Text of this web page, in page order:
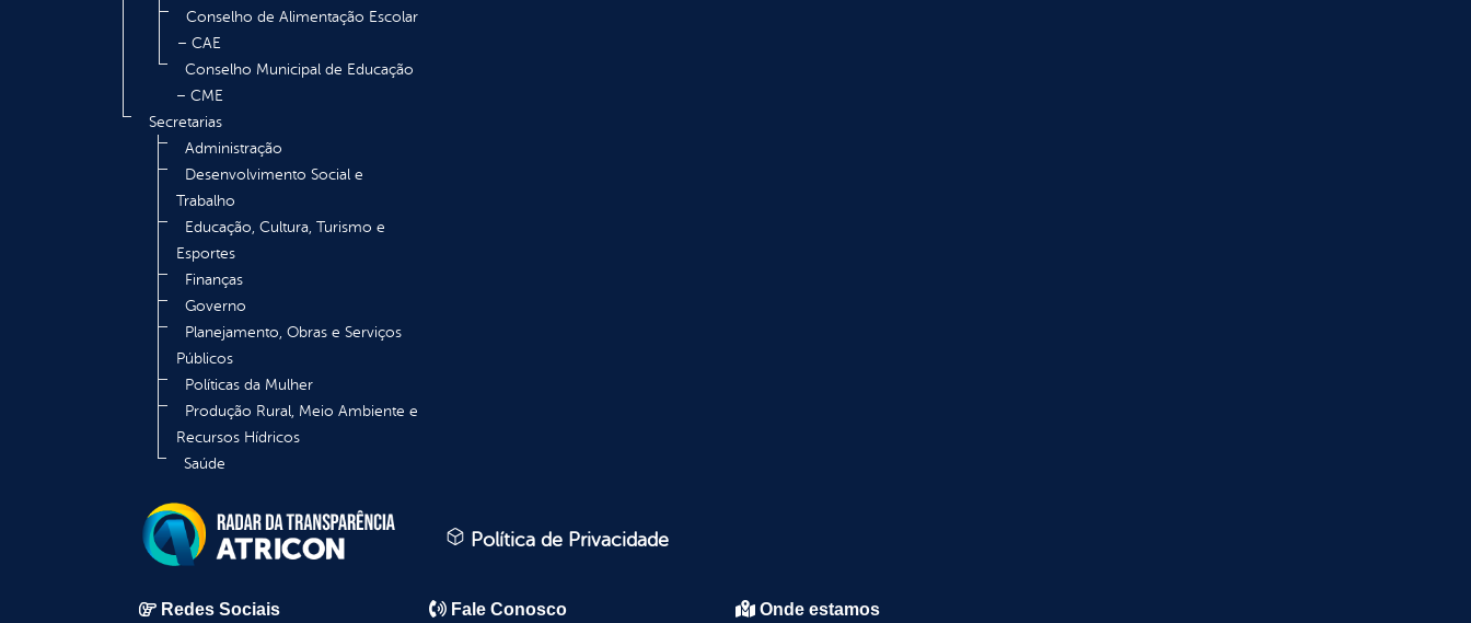
Conselho de Alimentação Escolar
– CAE
Conselho Municipal de Educação
– CME
Secretarias
Administração
Desenvolvimento Social e
Trabalho
Educação, Cultura, Turismo e
Esportes
Finanças
Governo
Planejamento, Obras e Serviços
Públicos
Políticas da Mulher
Produção Rural, Meio Ambiente e
Recursos Hídricos
Saúde
Política de Privacidade
Redes Sociais Fale Conosco Onde estamos